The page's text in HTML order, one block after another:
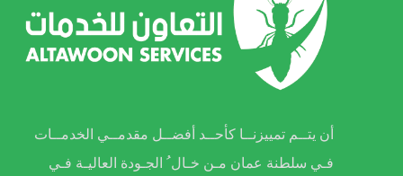
أن يتــم تمييزنــا كأحــد أفضــل مقدمــي الخدمــات
فـي سلطنة عمان مـن خـال ُ الجـودة العاليـة فـي